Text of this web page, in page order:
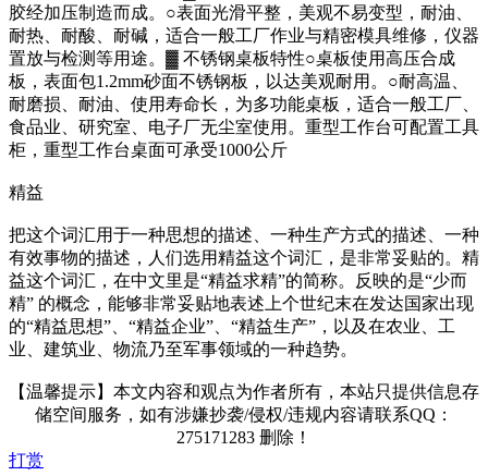
胶经加压制造而成。○表面光滑平整，美观不易变型，耐油、
耐热、耐酸、耐碱，适合一般工厂作业与精密模具维修，仪器
置放与检测等用途。▓ 不锈钢桌板特性○桌板使用高压合成
板，表面包1.2mm砂面不锈钢板，以达美观耐用。○耐高温、
耐磨损、耐油、使用寿命长，为多功能桌板，适合一般工厂、
食品业、研究室、电子厂无尘室使用。重型工作台可配置工具
柜，重型工作台桌面可承受1000公斤
精益
把这个词汇用于一种思想的描述、一种生产方式的描述、一种
有效事物的描述，人们选用精益这个词汇，是非常妥贴的。精
益这个词汇，在中文里是“精益求精”的简称。反映的是“少而
精” 的概念，能够非常妥贴地表述上个世纪末在发达国家出现
的“精益思想”、“精益企业”、“精益生产”，以及在农业、工
业、建筑业、物流乃至军事领域的一种趋势。
【温馨提示】本文内容和观点为作者所有，本站只提供信息存
储空间服务，如有涉嫌抄袭/侵权/违规内容请联系QQ：
275171283 删除！
打赏